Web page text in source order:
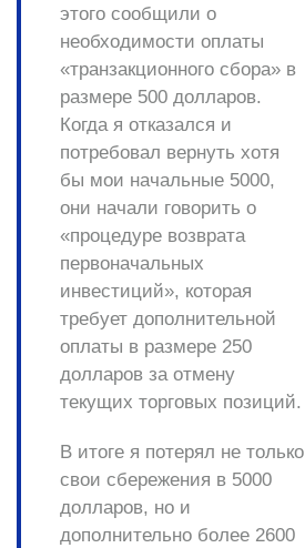
этого сообщили о
необходимости оплаты
«транзакционного сбора» в
размере 500 долларов.
Когда я отказался и
потребовал вернуть хотя
бы мои начальные 5000,
они начали говорить о
«процедуре возврата
первоначальных
инвестиций», которая
требует дополнительной
оплаты в размере 250
долларов за отмену
текущих торговых позиций.
В итоге я потерял не только
свои сбережения в 5000
долларов, но и
дополнительно более 2600